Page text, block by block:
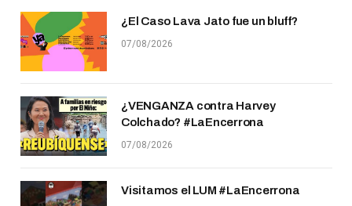
¿El Caso Lava Jato fue un bluff?
07/08/2026
¿VENGANZA contra Harvey
Colchado? #LaEncerrona
07/08/2026
Visitamos el LUM #LaEncerrona